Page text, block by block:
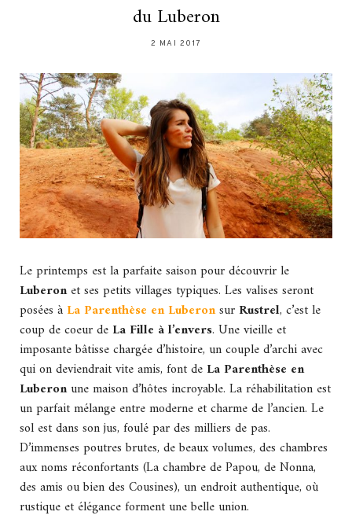
du Luberon
2 MAI 2017
Le printemps est la parfaite saison pour découvrir le
Luberonet ses petits villages typiques. Les valises seront
posées à La Parenthèse en Luberonsur Rustrel, c’est le
coup de coeur de La Fille à l’envers. Une vieille et
imposante bâtisse chargée d’histoire, un couple d’archi avec
qui on deviendrait vite amis, font de La Parenthèse en
Luberonune maison d’hôtes incroyable. La réhabilitation est
un parfait mélange entre moderne et charme de l’ancien. Le
sol est dans son jus, foulé par des milliers de pas.
D’immenses poutres brutes, de beaux volumes, des chambres
aux noms réconfortants (La chambre de Papou, de Nonna,
des amis ou bien des Cousines), un endroit authentique, où
rustique et élégance forment une belle union.